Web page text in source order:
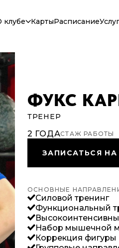
клубе
и направления
Тренеры
Отзывы
КартыРасписание
ФУКС
ТРЕНЕР
2 ГОДАСТАЖ РАБОТЫ
ЗАПИСАТЬСЯ НА
ОСНОВНЫЕ
Силовой тренинг
Функциональный
Набор мышечной
Коррекция фигуры